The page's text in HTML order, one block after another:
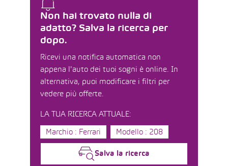
Non hai trovato nulla di
adatto? Salva la ricerca per
dopo.
Ricevi una notifica automatica non
appena l'auto dei tuoi sogni è online. In
alternativa, puoi modificare i filtri per
vedere più offerte.
LA TUA RICERCA ATTUALE:
Marchio : Ferrari Modello : 208
Salva la ricerca